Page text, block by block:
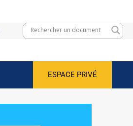
ESPACE PRIVÉ